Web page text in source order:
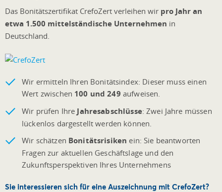
Das Bonitätszertifikat CrefoZert verleihen wir pro Jahr an
etwa 1.500 mittelständische Unternehmen in
Deutschland.
Wir ermitteln Ihren Bonitätsindex: Dieser muss einen
Wert zwischen 100 und 249 aufweisen.
Wir prüfen Ihre Jahresabschlüsse: Zwei Jahre müssen
lückenlos dargestellt werden können.
Wir schätzen Bonitätsrisiken ein: Sie beantworten
Fragen zur aktuellen Geschäftslage und den
Zukunftsperspektiven Ihres Unternehmens
Sie interessieren sich für eine Auszeichnung mit CrefoZert?